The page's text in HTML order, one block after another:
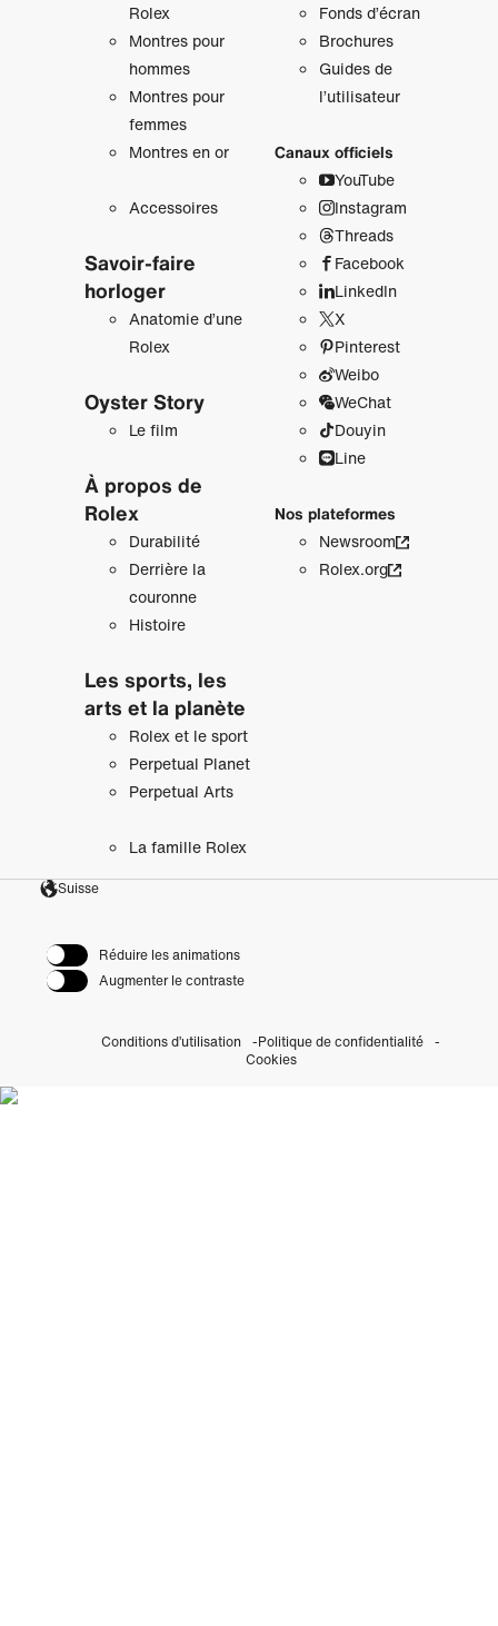
Rolex
Montres pour
hommes
Montres pour
femmes
Montres en or
Accessoires
Savoir‑faire
horloger
Anatomie d’une
Rolex
Oyster Story
Le film
À propos de
Rolex
Durabilité
Derrière la
couronne
Histoire
Les sports, les
arts et la planète
Rolex et le sport
Perpetual Planet
Perpetual Arts
La famille Rolex
Fonds d’écran
Brochures
Guides de
l’utilisateur
Canaux officiels
YouTube
Instagram
Threads
Facebook
LinkedIn
X
Pinterest
Weibo
WeChat
Douyin
Line
Nos plateformes
Newsroom
Rolex.org
Suisse
Réduire les animations
Augmenter le contraste
Conditions d’utilisation
Politique de confidentialité
Cookies